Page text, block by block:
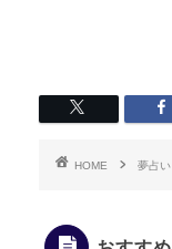
HOME 夢占い